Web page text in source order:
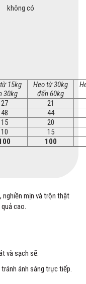
không có
15kg
30kg
Heo từ 30kg
đến 60kg
27
21
48
44
15
20
10
15
100
nghiền mịn và trộn thật
cao.
và sạch sẽ.
ánh sáng trực tiếp.